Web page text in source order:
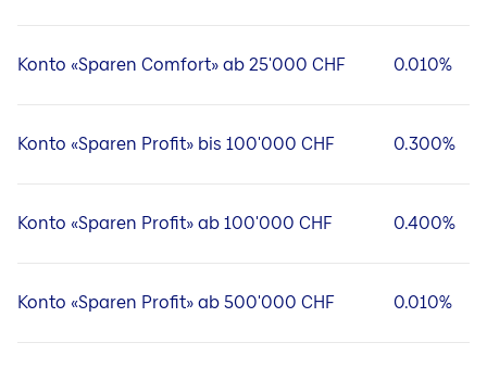
Konto «Sparen Comfort» ab 25'000 CHF 0.010%
Konto «Sparen Profit» bis 100'000 CHF 0.300%
Konto «Sparen Profit» ab 100'000 CHF 0.400%
Konto «Sparen Profit» ab 500'000 CHF 0.010%